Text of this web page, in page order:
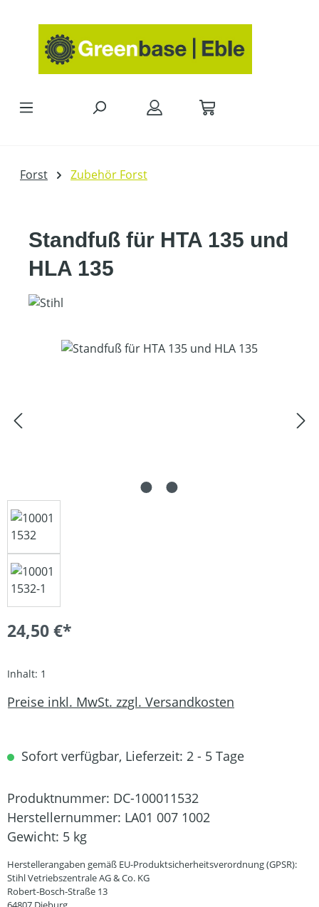
Forst Zubehör Forst
Standfuß für HTA 135 und
HLA 135
Bildergalerie überspringen
24,50 €*
Inhalt: 1
Preise inkl. MwSt. zzgl. Versandkosten
Sofort verfügbar, Lieferzeit: 2 - 5 Tage
Produktnummer: DC-100011532
Herstellernummer: LA01 007 1002
Gewicht: 5 kg
Herstellerangaben gemäß EU-Produktsicherheitsverordnung (GPSR):
Stihl Vetriebszentrale AG & Co. KG
Robert-Bosch-Straße 13